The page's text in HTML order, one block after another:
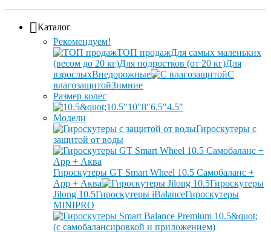
Каталог
Рекомендуем!
ТОП продажДля самых маленьких
(весом до 20 кг)Для подростков (от 20 кг)Для
взрослыхВнедорожные
С
влагозащитойЗимние
Размер колес
10.5"10"8"6.5"4.5"
Модели
Гироскутеры с
защитой от воды
Гироскутеры GT Smart Wheel 10.5 Самобаланс +
App + Аква
Гироскутеры
Jilong 10.5Гироскутеры iBalanceГироскутеры
MINIPRO